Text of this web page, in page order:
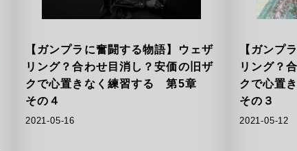
【ガンプラに奮闘する物語】ウェザ
リング？合わせ目消し？安価の旧ザ
クで心置きなく練習する 第5章
その４
2021-05-16
【ガンプ
リング？
クで心置
その３
2021-05-12